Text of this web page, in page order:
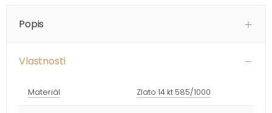
Popis
Vlastnosti
Materiál Zlato 14 kt 585/1000